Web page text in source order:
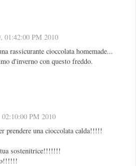
01:42:00 PM 2010
rassicurante cioccolata homemade...
d'inverno con questo freddo.
PM 2010
prendere una cioccolata calda!!!!!
sostenitrice!!!!!!!